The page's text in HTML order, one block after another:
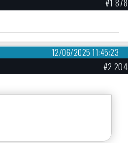
12/06/2025 11:45:23
#2 204